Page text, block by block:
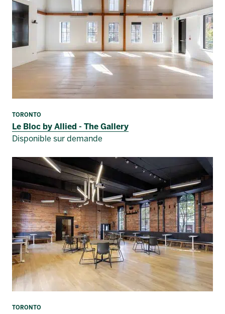
TORONTO
Le Bloc by Allied - The Gallery
Disponible sur demande
TORONTO